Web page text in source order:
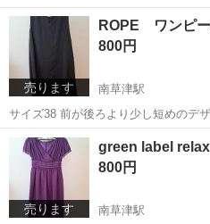
可能です。 他に出品しているもの(有料)とお取引していただける方に
お譲りします。
滋賀 草津市 ワ
売ります
ROPE ワンピ
800円
南草津駅
サイズ38 前が後ろより少し短めのデ
滋賀 草津市
売ります
green label
800円
南草津駅